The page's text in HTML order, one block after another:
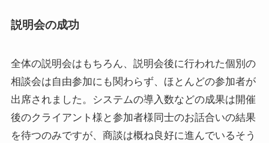
説明会の成功
全体の説明会はもちろん、説明会後に行われた個別の
相談会は自由参加にも関わらず、ほとんどの参加者が
出席されました。システムの導入数などの成果は開催
後のクライアント様と参加者様同士のお話合いの結果
を待つのみですが、商談は概ね良好に進んでいるそう